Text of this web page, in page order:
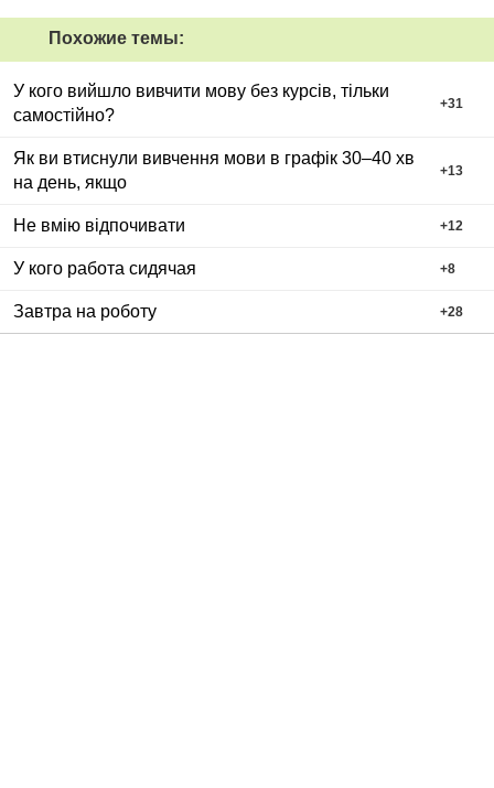
Похожие темы:
У кого вийшло вивчити мову без курсів, тільки
самостійно?
+31
Як ви втиснули вивчення мови в графік 30–40 хв
на день, якщо
+13
Не вмію відпочивати +12
У кого работа сидячая +8
Завтра на роботу +28